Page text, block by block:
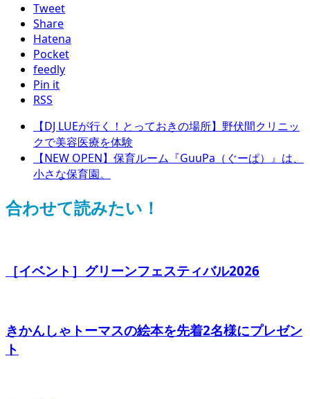
Tweet
Share
Hatena
Pocket
feedly
Pin it
RSS
【DJ LUEが行く！とっておきの場所】野伏間クリニッ
クで美容医療を体験
【NEW OPEN】保育ルーム『GuuPa（ぐーぱ）』は、
小さな保育園。
合わせて読みたい！
［イベント］グリーンフェスティバル2026
きかんしゃトーマスの絵本を先着2名様にプレゼン
ト